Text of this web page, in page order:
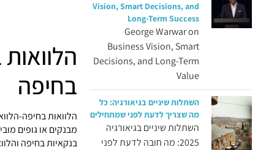
Vision, Smart Decisions, and
Long-Term Success
George Warwar on
Business Vision, Smart
Decisions, and Long-Term
Value
השתלות שיניים בגיאורגיה: כל
מה שצריך לדעת לפני שמתחילים
השתלות שיניים בגיאורגיה
2025: מה חובה לדעת לפני
בחיפה
הלוואות בחיפה-
מבנקים או גופים
בנקאיות בחיפה